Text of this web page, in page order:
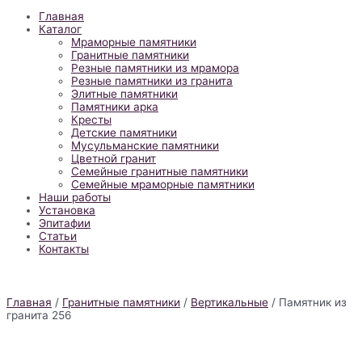
Главная
Каталог
Мраморные памятники
Гранитные памятники
Резные памятники из мрамора
Резные памятники из гранита
Элитные памятники
Памятники арка
Кресты
Детские памятники
Мусульманские памятники
Цветной гранит
Семейные гранитные памятники
Семейные мраморные памятники
Наши работы
Установка
Эпитафии
Статьи
Контакты
Главная / Гранитные памятники / Вертикальные / Памятник из
гранита 256